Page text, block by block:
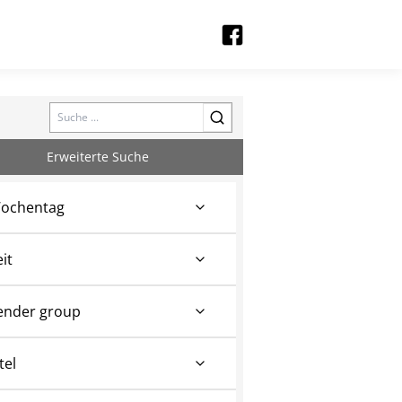
Search
Erweiterte Suche
group